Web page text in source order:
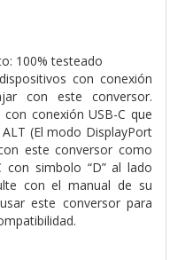
100% testeado
con conexión
con este conversor.
conexión USB-C que
(El modo DisplayPort
este conversor como
con simbolo “D” al lado
con el manual de su
este conversor para